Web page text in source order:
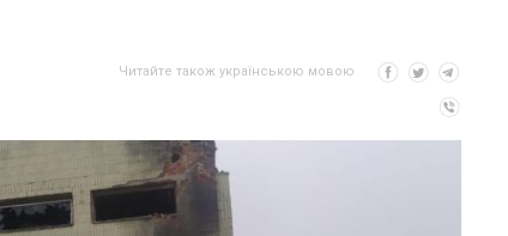
Читайте також українською мовою